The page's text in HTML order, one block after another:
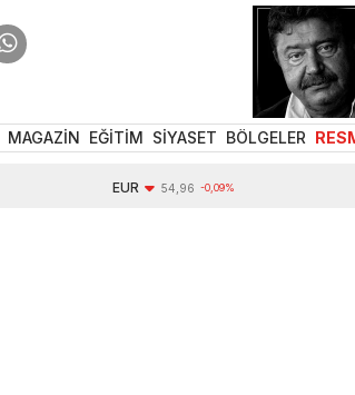
MAGAZİN EĞİTİM SİYASET BÖLGELER
54,96 -0,09%